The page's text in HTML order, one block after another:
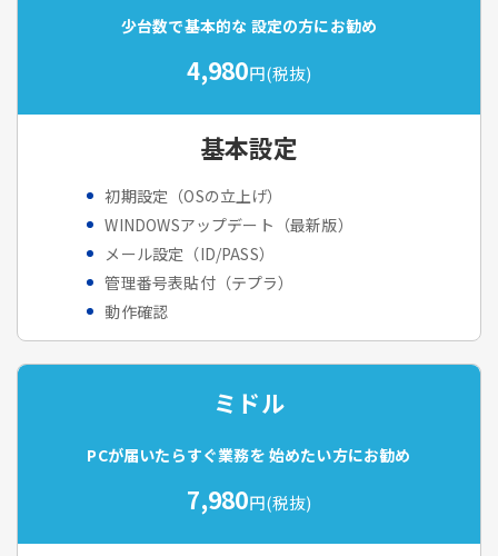
少台数で基本的な 設定の方にお勧め
4,980円(税抜)
基本設定
初期設定（OSの立上げ）
WINDOWSアップデート（最新版）
メール設定（ID/PASS）
管理番号表貼付（テプラ）
動作確認
ミドル
PCが届いたらすぐ業務を 始めたい方にお勧め
7,980円(税抜)